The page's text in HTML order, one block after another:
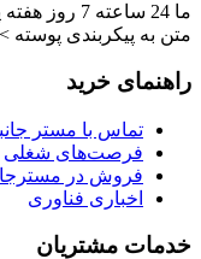
ما 24
متن به پیکربندی
راهنمای خرید
تماس با مستر
فرصت‌های شغلی
فروش در
اخباری فناوری
خدمات مشتریان